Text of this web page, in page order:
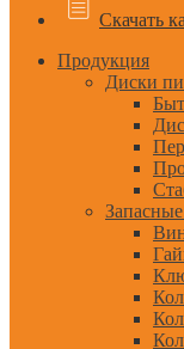
Скачать
Продукция
Диски